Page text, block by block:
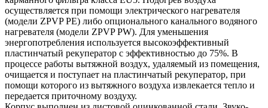
осуществляется при помощи электрического нагревателя
(модели ZPVP PE) либо опционального канального водяного
нагревателя (модели ZPVP PW). Для уменьшения
энергопотребления используется высокоэффективный
пластинчатый рекуператор с эффективностью до 75%. В
процессе работы вытяжной воздух, удаляемый из помещения,
очищается и поступает на пластинчатый рекуператор, при
помощи которого из вытяжного воздуха извлекается тепло и
передается приточному воздуху.